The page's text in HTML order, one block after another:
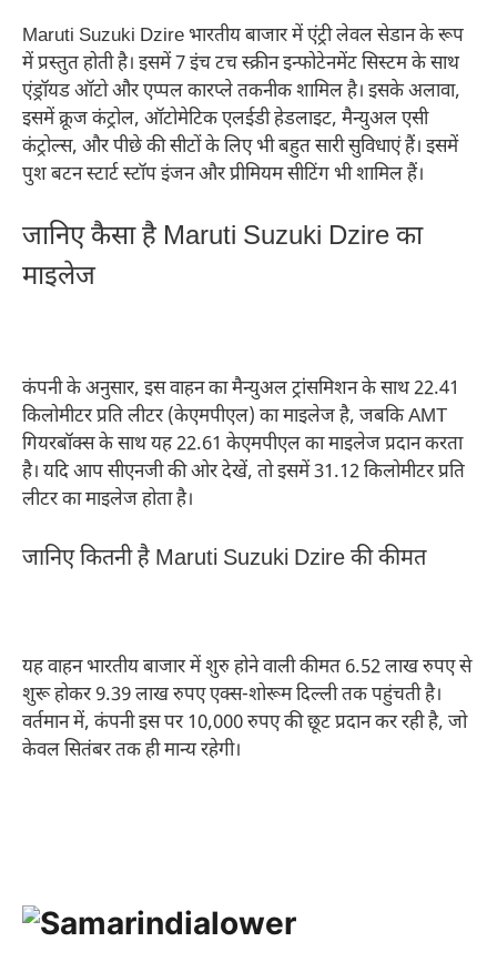
Maruti Suzuki Dzire भारतीय बाजार में एंट्री लेवल सेडान के रूप
में प्रस्तुत होती है। इसमें 7 इंच टच स्क्रीन इन्फोटेनमेंट सिस्टम के साथ
एंड्रॉयड ऑटो और एप्पल कारप्ले तकनीक शामिल है। इसके अलावा,
इसमें क्रूज कंट्रोल, ऑटोमेटिक एलईडी हेडलाइट, मैन्युअल एसी
कंट्रोल्स, और पीछे की सीटों के लिए भी बहुत सारी सुविधाएं हैं। इसमें
पुश बटन स्टार्ट स्टॉप इंजन और प्रीमियम सीटिंग भी शामिल हैं।
जानिए कैसा है Maruti Suzuki Dzire का
माइलेज
कंपनी के अनुसार, इस वाहन का मैन्युअल ट्रांसमिशन के साथ 22.41
किलोमीटर प्रति लीटर (केएमपीएल) का माइलेज है, जबकि AMT
गियरबॉक्स के साथ यह 22.61 केएमपीएल का माइलेज प्रदान करता
है। यदि आप सीएनजी की ओर देखें, तो इसमें 31.12 किलोमीटर प्रति
लीटर का माइलेज होता है।
जानिए कितनी है Maruti Suzuki Dzire की कीमत
यह वाहन भारतीय बाजार में शुरु होने वाली कीमत 6.52 लाख रुपए से
शुरू होकर 9.39 लाख रुपए एक्स-शोरूम दिल्ली तक पहुंचती है।
वर्तमान में, कंपनी इस पर 10,000 रुपए की छूट प्रदान कर रही है, जो
केवल सितंबर तक ही मान्य रहेगी।